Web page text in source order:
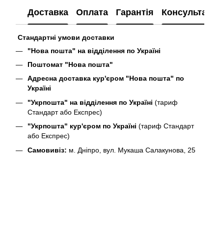
Доставка Оплата Гарантія Консультація
Стандартні умови доставки
"Нова пошта" на відділення по Україні
Поштомат "Нова пошта"
Адресна доставка кур'єром "Нова пошта" по
Україні
"Укрпошта" на відділення по Україні (тариф
Стандарт або Експрес)
"Укрпошта" кур'єром по Україні (тариф Стандарт
або Експрес)
Самовивіз: м. Дніпро, вул. Мукаша Салакунова, 25